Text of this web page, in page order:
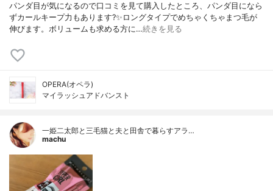
パンダ目が気になるので口コミを見て購入したところ、パンダ目になら
ずカールキープ力もあります?✨ロングタイプでめちゃくちゃまつ毛が
伸びます。ボリュームも求める方に…続きを見る
OPERA(オペラ)
マイラッシュアドバンスト
一姫二太郎と三毛猫と夫と田舎で暮らすアラ…
machu